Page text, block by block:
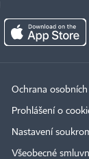
Ochrana
Prohlášení o
Nastavení
Všeobecné